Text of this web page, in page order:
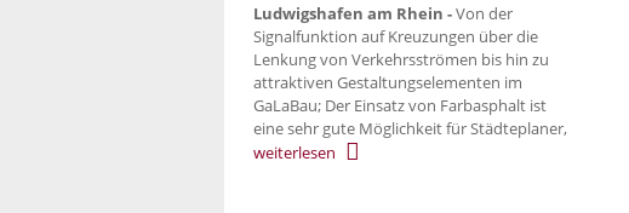
Ludwigshafen am Rhein -Von der
Signalfunktion auf Kreuzungen über die
Lenkung von Verkehrsströmen bis hin zu
attraktiven Gestaltungselementen im
GaLaBau; Der Einsatz von Farbasphalt ist
eine sehr gute Möglichkeit für Städteplaner,
weiterlesen